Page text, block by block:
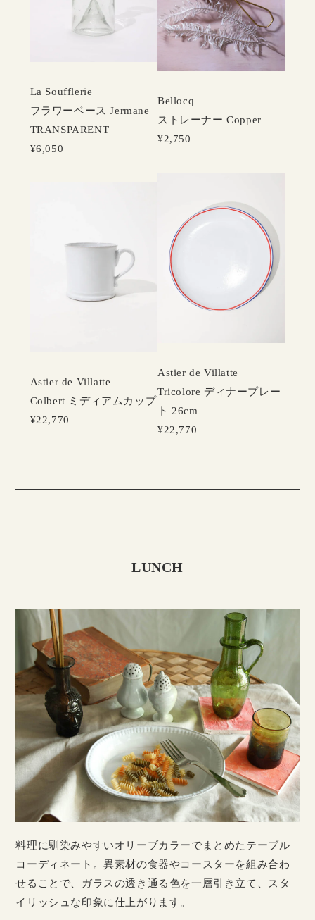
La Soufflerie
フラワーベース Jermane
TRANSPARENT
¥6,050
Bellocq
ストレーナー Copper
¥2,750
Astier de Villatte
Colbert ミディアムカップ
¥22,770
Astier de Villatte
Tricolore ディナープレー
ト 26cm
¥22,770
LUNCH
料理に馴染みやすいオリーブカラーでまとめたテーブル
コーディネート。異素材の食器やコースターを組み合わ
せることで、ガラスの透き通る色を一層引き立て、スタ
イリッシュな印象に仕上がります。